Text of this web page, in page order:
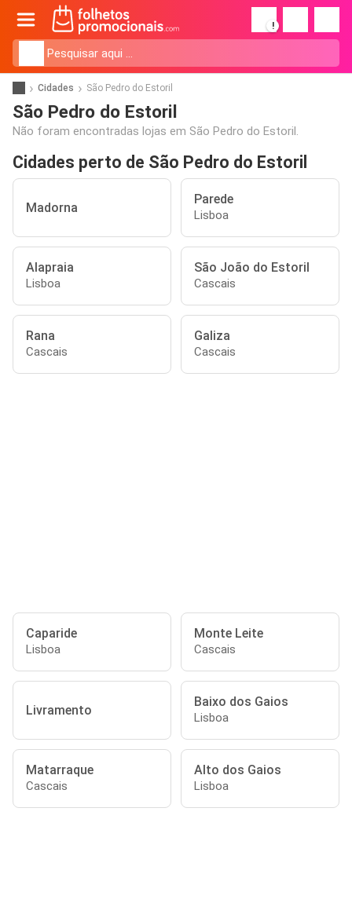
!
Cidades São Pedro do Estoril
São Pedro do Estoril
Não foram encontradas lojas em São Pedro do Estoril.
Cidades perto de São Pedro do Estoril
Madorna
Parede
Lisboa
Alapraia
Lisboa
São João do Estoril
Cascais
Rana
Cascais
Galiza
Cascais
Caparide
Lisboa
Monte Leite
Cascais
Livramento
Baixo dos Gaios
Lisboa
Matarraque
Cascais
Alto dos Gaios
Lisboa